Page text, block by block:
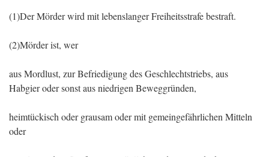
(1)Der Mörder wird mit lebenslanger Freiheitsstrafe bestraft.
(2)Mörder ist, wer
aus Mordlust, zur Befriedigung des Geschlechtstriebs, aus
Habgier oder sonst aus niedrigen Beweggründen,
heimtückisch oder grausam oder mit gemeingefährlichen Mitteln
oder